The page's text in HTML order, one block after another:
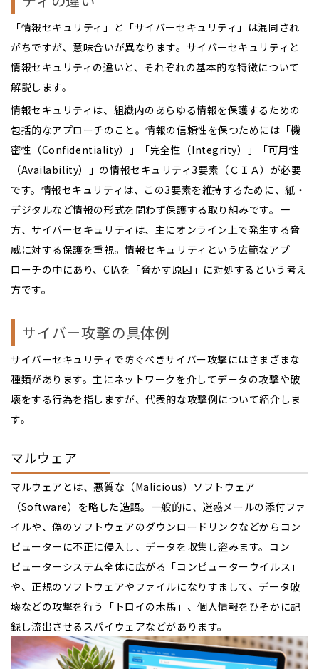
「情報セキュリティ」と「サイバーセキュリティ」は混同され
がちですが、意味合いが異なります。サイバーセキュリティと
情報セキュリティの違いと、それぞれの基本的な特徴について
解説します。
情報セキュリティは、組織内のあらゆる情報を保護するための
包括的なアプローチのこと。情報の信頼性を保つためには「機
密性（Confidentiality）」「完全性（Integrity）」「可用性
（Availability）」の情報セキュリティ3要素（ＣＩＡ）が必要
です。情報セキュリティは、この3要素を維持するために、紙・
デジタルなど情報の形式を問わず保護する取り組みです。一
方、サイバーセキュリティは、主にオンライン上で発生する脅
威に対する保護を重視。情報セキュリティという広範なアプ
ローチの中にあり、CIAを「脅かす原因」に対処するという考え
方です。
サイバー攻撃の具体例
サイバーセキュリティで防ぐべきサイバー攻撃にはさまざまな
種類があります。主にネットワークを介してデータの攻撃や破
壊をする行為を指しますが、代表的な攻撃例について紹介しま
す。
マルウェア
マルウェアとは、悪質な（Malicious）ソフトウェア
（Software）を略した造語。一般的に、迷惑メールの添付ファ
イルや、偽のソフトウェアのダウンロードリンクなどからコン
ピューターに不正に侵入し、データを収集し盗みます。コン
ピューターシステム全体に広がる「コンピューターウイルス」
や、正規のソフトウェアやファイルになりすまして、データ破
壊などの攻撃を行う「トロイの木馬」、個人情報をひそかに記
録し流出させるスパイウェアなどがあります。